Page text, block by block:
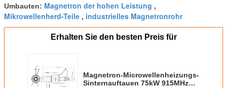
Umbauten: Magnetron der hohen Leistung ,
Mikrowellenherd-Teile , industrielles Magnetronrohr
Erhalten Sie den besten Preis für
Magnetron-Microwellenheizungs-
Sinternauftauen 75kW 915MHz